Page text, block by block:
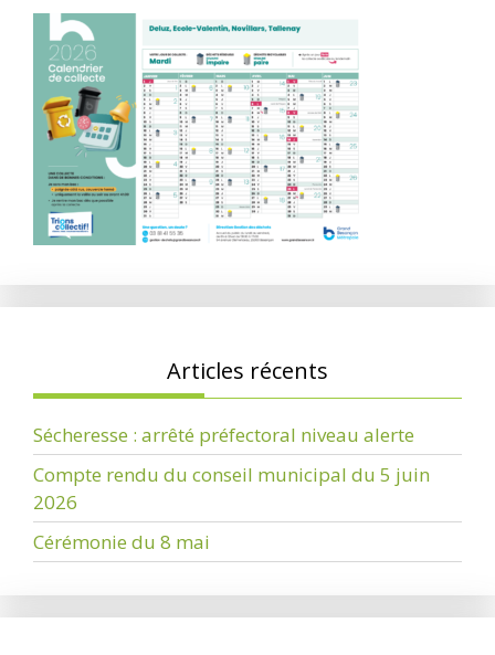
Articles récents
Sécheresse : arrêté préfectoral niveau alerte
Compte rendu du conseil municipal du 5 juin
2026
Cérémonie du 8 mai